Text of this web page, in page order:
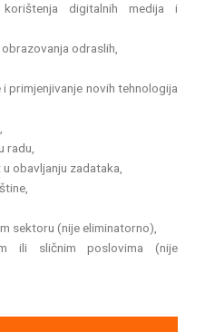
digitalnih medija i
odraslih,
primjenjivanje novih tehnologija
radu,
obavljanju zadataka,
sektoru (nije eliminatorno),
ili sličnim poslovima (nije